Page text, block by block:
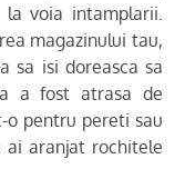
voia intamplarii.
magazinului tau,
sa isi doreasca sa
a fost atrasa de
o pentru pereti sau
ai aranjat rochitele